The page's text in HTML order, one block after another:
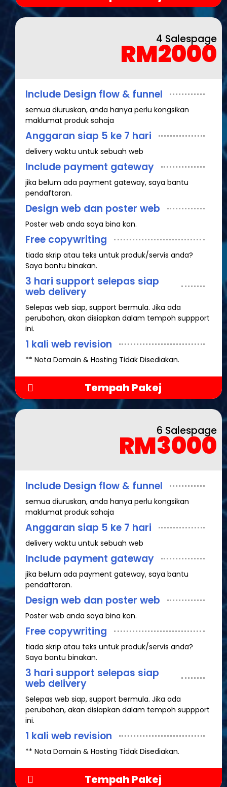
4 Salespage
RM2000
Include Design flow & funnel
semua diuruskan, anda hanya perlu kongsikan
maklumat produk sahaja
Anggaran siap 5 ke 7 hari
delivery waktu untuk sebuah web
Include payment gateway
jika belum ada payment gateway, saya bantu
pendaftaran.
Design web dan poster web
Poster web anda saya bina kan.
Free copywriting
tiada skrip atau teks untuk produk/servis anda?
Saya bantu binakan.
3 hari support selepas siap
web delivery
Selepas web siap, support bermula. Jika ada
perubahan, akan disiapkan dalam tempoh suppport
ini.
1 kali web revision
** Nota Domain & Hosting Tidak Disediakan.
Tempah Pakej
6 Salespage
RM3000
Include Design flow & funnel
semua diuruskan, anda hanya perlu kongsikan
maklumat produk sahaja
Anggaran siap 5 ke 7 hari
delivery waktu untuk sebuah web
Include payment gateway
jika belum ada payment gateway, saya bantu
pendaftaran.
Design web dan poster web
Poster web anda saya bina kan.
Free copywriting
tiada skrip atau teks untuk produk/servis anda?
Saya bantu binakan.
3 hari support selepas siap
web delivery
Selepas web siap, support bermula. Jika ada
perubahan, akan disiapkan dalam tempoh suppport
ini.
1 kali web revision
** Nota Domain & Hosting Tidak Disediakan.
Tempah Pakej